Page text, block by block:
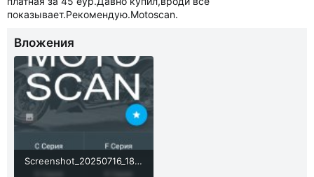
сезон), но больше ни горит ни чего, мот заводится,
красный треугольник стал желтый, значок аккумулятора не
Предохранители все ок. Напряжение в норме.
Куда копать ?
показывает.Рекомендую.Motoscan.
Вложения
Screenshot_20250716_181731_MotoScan.jpg